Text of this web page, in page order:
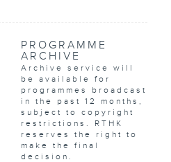
PROGRAMME
ARCHIVE
Archive service will
be available for
programmes broadcast
in the past 12 months,
subject to copyright
restrictions. RTHK
reserves the right to
make the final
decision.